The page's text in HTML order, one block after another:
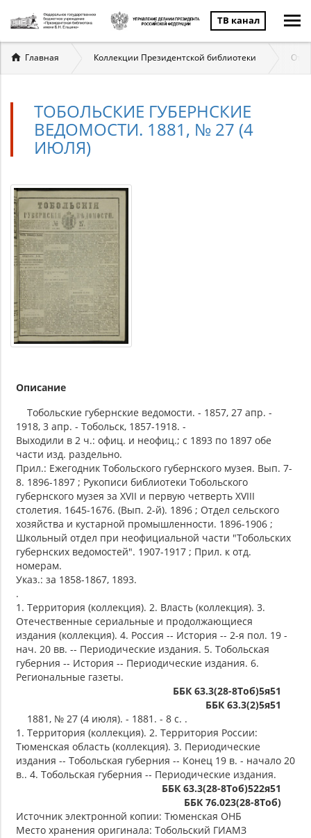
ТВ канал
Вы
здесь
Главная Коллекции Президентской библиотеки
ТОБОЛЬСКИЕ ГУБЕРНСКИЕ
ВЕДОМОСТИ. 1881, № 27 (4
ИЮЛЯ)
Описание
Тобольские губернские ведомости. - 1857, 27 апр. -
1918, 3 апр. - Тобольск, 1857-1918. -
Выходили в 2 ч.: офиц. и неофиц.; с 1893 по 1897 обе
части изд. раздельно.
Прил.: Ежегодник Тобольского губернского музея. Вып. 7-
8. 1896-1897 ; Рукописи библиотеки Тобольского
губернского музея за XVII и первую четверть XVIII
столетия. 1645-1676. (Вып. 2-й). 1896 ; Отдел сельского
хозяйства и кустарной промышленности. 1896-1906 ;
Школьный отдел при неофициальной части "Тобольских
губернских ведомостей". 1907-1917 ; Прил. к отд.
номерам.
Указ.: за 1858-1867, 1893.
.
1. Территория (коллекция). 2. Власть (коллекция). 3.
Отечественные сериальные и продолжающиеся
издания (коллекция). 4. Россия -- История -- 2-я пол. 19 -
нач. 20 вв. -- Периодические издания. 5. Тобольская
губерния -- История -- Периодические издания. 6.
Региональные газеты.
ББК 63.3(28-8Тоб)5я51
ББК 63.3(2)5я51
1881, № 27 (4 июля). - 1881. - 8 с. .
1. Территория (коллекция). 2. Территория России:
Тюменская область (коллекция). 3. Периодические
издания -- Тобольская губерния -- Конец 19 в. - начало 20
в.. 4. Тобольская губерния -- Периодические издания.
ББК 63.3(28-8Тоб)522я51
ББК 76.023(28-8Тоб)
Источник электронной копии: Тюменская ОНБ
Место хранения оригинала: Тобольский ГИАМЗ